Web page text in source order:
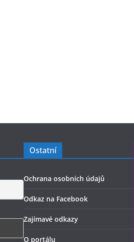
Ostatní
Ochrana osobních údajů
Odkaz na Facebook
Zajímavé odkazy
O portálu